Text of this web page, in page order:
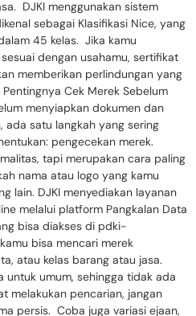
DJKI menggunakan sistem
sebagai Klasifikasi Nice, yang
45 kelas. Jika kamu
dengan usahamu, sertifikat
memberikan perlindungan yang
Cek Merek Sebelum
menyiapkan dokumen dan
satu langkah yang sering
pengecekan merek.
tapi merupakan cara paling
nama atau logo yang kamu
lain. DJKI menyediakan layanan
melalui platform Pangkalan Data
bisa diakses di pdki-
bisa mencari merek
atau kelas barang atau jasa.
untuk umum, sehingga tidak ada
melakukan pencarian, jangan
persis. Coba juga variasi ejaan,